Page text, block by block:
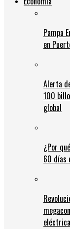
Pampa
en
Alerta
100
global
¿Por
60 días
eléctrica